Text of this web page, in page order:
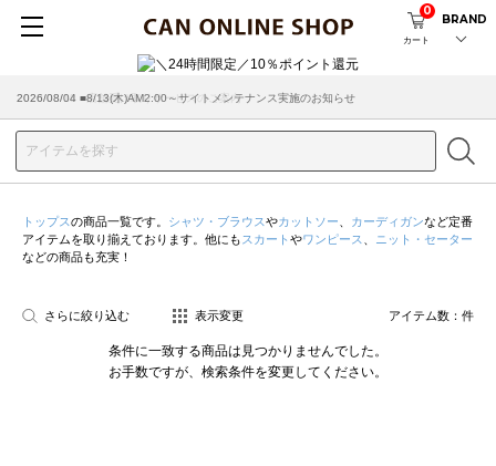
カート
0
BRAND
2026/08/04 ■8/13(木)AM2:00～サイトメンテナンス実施のお知らせ
2026/03/18 ■店舗受け取りサービスのご案内
トップスの商品一覧です。 シャツ・ブラウスやカットソー カーディガンなど定番
アイテムを取り揃えております。他にも スカート やワンピース
ニット・セーター
などの商品も充実！
さらに絞り込む 表示変更 アイテム数： 件
条件に一致する商品は見つかりませんでした。
お手数ですが、検索条件を変更してください。